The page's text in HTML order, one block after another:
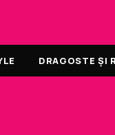
DRAGOSTE ȘI